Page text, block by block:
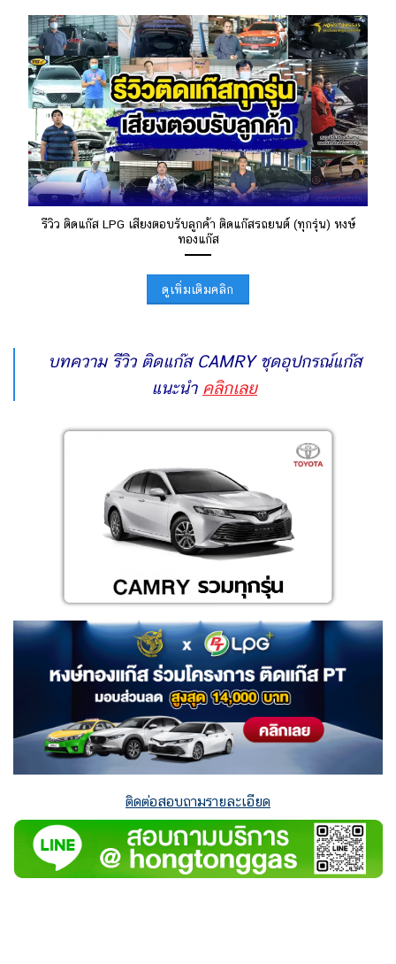
รีวิว ติดแก๊ส LPG เสียงตอบรับลูกค้า ติดแก๊สรถยนต์ (ทุกรุ่น) หงษ์
ทองแก๊ส
ดูเพิ่มเติมคลิก
บทความ รีวิว ติดแก๊ส CAMRY ชุดอุปกรณ์แก๊ส
แนะนำ คลิกเลย
ติดต่อสอบถามรายละเอียด